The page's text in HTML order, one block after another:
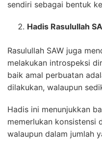
sendiri sebagai bentuk
Hadis Rasulullah
Rasulullah SAW juga
melakukan introspeksi
baik amal perbuatan
dilakukan, walaupun
Hadis ini menunjukkan
memerlukan konsistensi
walaupun dalam jumlah